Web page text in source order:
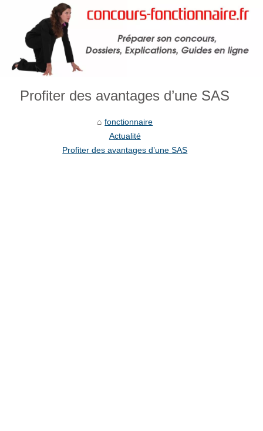
Profiter des avantages d’une SAS
fonctionnaire
Actualité
Profiter des avantages d’une SAS